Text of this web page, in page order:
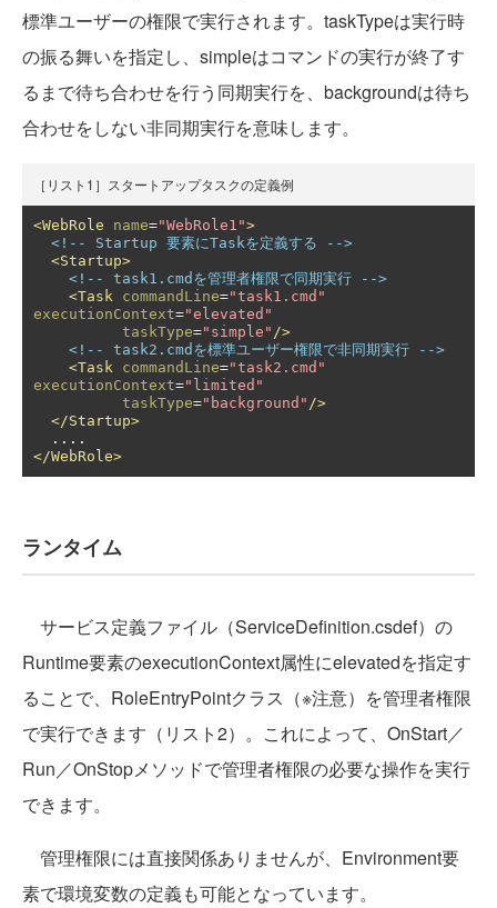
標準ユーザーの権限で実行されます。taskTypeは実行時
の振る舞いを指定し、simpleはコマンドの実行が終了す
るまで待ち合わせを行う同期実行を、backgroundは待ち
合わせをしない非同期実行を意味します。
［リスト1］スタートアップタスクの定義例
<WebRole name="WebRole1">
<!-- Startup 要素にTaskを定義する -->
<Startup>
<!-- task1.cmdを管理者権限で同期実行 -->
<Task commandLine="task1.cmd"
executionContext="elevated"
taskType="simple" />
<!-- task2.cmdを標準ユーザー権限で非同期実行 -->
<Task commandLine="task2.cmd"
executionContext="limited"
taskType="background" />
</Startup>
</WebRole>
ランタイム
サービス定義ファイル（ServiceDefinition.csdef）の
Runtime要素のexecutionContext属性にelevatedを指定す
ることで、RoleEntryPointクラス（※注意）を管理者権限
で実行できます（リスト2）。これによって、OnStart／
Run／OnStopメソッドで管理者権限の必要な操作を実行
できます。
管理権限には直接関係ありませんが、Environment要
素で環境変数の定義も可能となっています。